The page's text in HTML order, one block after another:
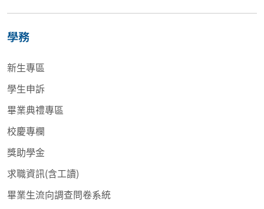
學務
新生專區
學生申訴
畢業典禮專區
校慶專欄
獎助學金
求職資訊(含工讀)
畢業生流向調查問卷系統